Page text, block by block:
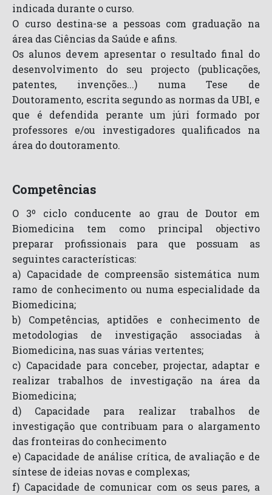
indicada durante o curso.
O curso destina-se a pessoas com graduação na
área das Ciências da Saúde e afins.
Os alunos devem apresentar o resultado final do
desenvolvimento do seu projecto (publicações,
patentes, invenções...) numa Tese de
Doutoramento, escrita segundo as normas da UBI, e
que é defendida perante um júri formado por
professores e/ou investigadores qualificados na
área do doutoramento.
Competências
O 3º ciclo conducente ao grau de Doutor em
Biomedicina tem como principal objectivo
preparar profissionais para que possuam as
seguintes características:
a) Capacidade de compreensão sistemática num
ramo de conhecimento ou numa especialidade da
Biomedicina;
b) Competências, aptidões e conhecimento de
metodologias de investigação associadas à
Biomedicina, nas suas várias vertentes;
c) Capacidade para conceber, projectar, adaptar e
realizar trabalhos de investigação na área da
Biomedicina;
d) Capacidade para realizar trabalhos de
investigação que contribuam para o alargamento
das fronteiras do conhecimento
e) Capacidade de análise crítica, de avaliação e de
síntese de ideias novas e complexas;
f) Capacidade de comunicar com os seus pares, a